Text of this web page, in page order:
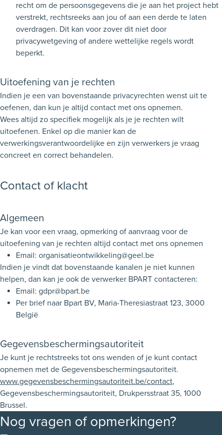
recht om de persoonsgegevens die je aan het project hebt
verstrekt, rechtsreeks aan jou of aan een derde te laten
overdragen. Dit kan voor zover dit niet door
privacywetgeving of andere wettelijke regels wordt
beperkt.
Uitoefening van je rechten
Indien je een van bovenstaande privacyrechten wenst uit te
oefenen, dan kun je altijd contact met ons opnemen.
Wees altijd zo specifiek mogelijk als je je rechten wilt
uitoefenen. Enkel op die manier kan de
verwerkingsverantwoordelijke en zijn verwerkers je vraag
concreet en correct behandelen.
Contact of klacht
Algemeen
Je kan voor een vraag, opmerking of aanvraag voor de
uitoefening van je rechten altijd contact met ons opnemen
Email: organisatieontwikkeling@geel.be
Indien je vindt dat bovenstaande kanalen je niet kunnen
helpen, dan kan je ook de verwerker BPART contacteren:
Email: gdpr@bpart.be
Per brief naar Bpart BV, Maria-Theresiastraat 123, 3000
België
Gegevensbeschermingsautoriteit
Je kunt je rechtstreeks tot ons wenden of je kunt contact
opnemen met de Gegevensbeschermingsautoriteit.
www.gegevensbeschermingsautoriteit.be/contact,
Gegevensbeschermingsautoriteit, Drukpersstraat 35, 1000
Brussel.
Nog vragen of opmerkingen?